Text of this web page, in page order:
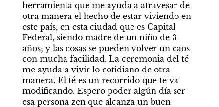
herramienta que me ayuda a atravesar de
otra manera el hecho de estar viviendo en
este país, en esta ciudad que es Capital
Federal, siendo madre de un niño de 3
años; y las cosas se pueden volver un caos
con mucha facilidad. La ceremonia del té
me ayuda a vivir lo cotidiano de otra
manera. El té es un recorrido que te va
modificando. Espero poder algún día ser
esa persona zen que alcanza un buen